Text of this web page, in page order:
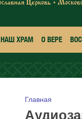
НАШ ХРАМ О ВЕРЕ
Вы здесь
Главная